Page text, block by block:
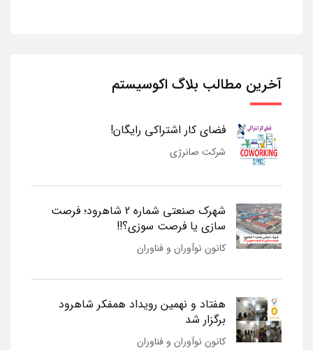
آخرین مطالب بلاگ اکوسیستم
فضای کار اشتراکی رایگان!
شرکت صانرژی
شهرک صنعتی شماره 2 شاهرود؛ فرصت
سازی یا فرصت سوزی؟!!
کانون نوآوران و فناوران
هفتاد و نهمین رویداد همفکر شاهرود
برگزار شد
کانون نوآوران و فناوران